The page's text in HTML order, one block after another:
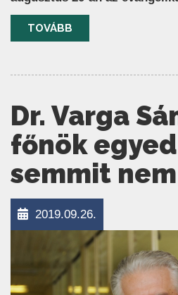
TOVÁBB
Dr. Varga
főnök
semmit
2019.09.26.